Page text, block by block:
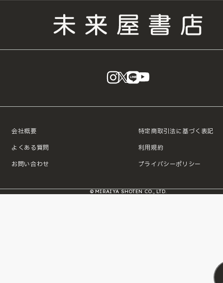
instagram
X LINE
会社概要
よくある質問
お問い合わせ
特定商取引法に基づく表記
利用規約
プライバシーポリシー
© MIRAIYA SHOTEN CO., LTD.